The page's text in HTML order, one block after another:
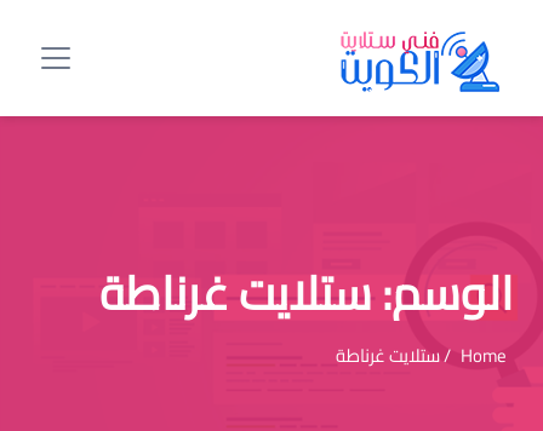
الوسم:ستلايت غرناطة
Home / ستلايت غرناطة